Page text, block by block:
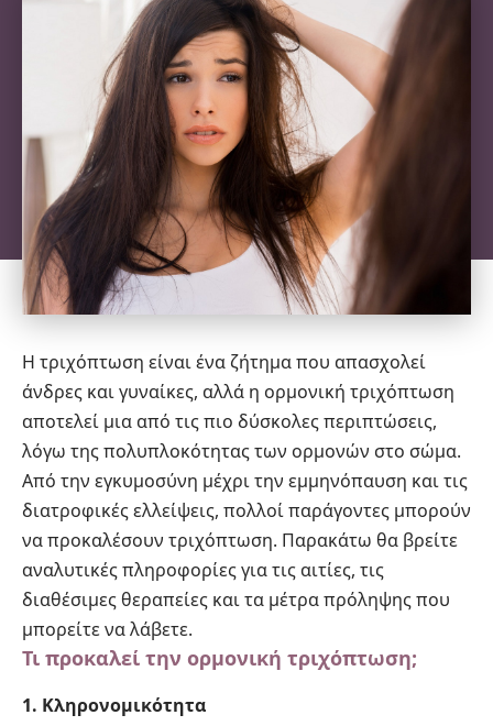
Η τριχόπτωση είναι ένα ζήτημα που απασχολεί
άνδρες και γυναίκες, αλλά η ορμονική τριχόπτωση
αποτελεί μια από τις πιο δύσκολες περιπτώσεις,
λόγω της πολυπλοκότητας των ορμονών στο σώμα.
Από την εγκυμοσύνη μέχρι την εμμηνόπαυση και τις
διατροφικές ελλείψεις, πολλοί παράγοντες μπορούν
να προκαλέσουν τριχόπτωση. Παρακάτω θα βρείτε
αναλυτικές πληροφορίες για τις αιτίες, τις
διαθέσιμες θεραπείες και τα μέτρα πρόληψης που
μπορείτε να λάβετε.
Τι προκαλεί την ορμονική τριχόπτωση;
1. Κληρονομικότητα